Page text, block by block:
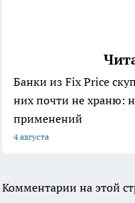
Банки из Fix Price
них почти не храню:
применений
4 августа
Комментарии на этой